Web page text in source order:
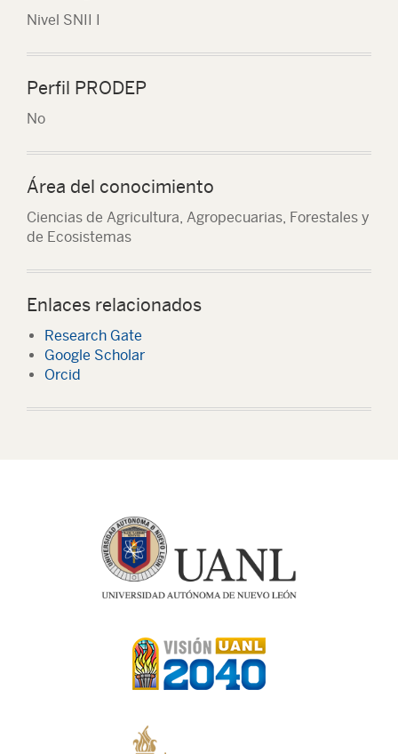
Nivel SNII I
Perfil PRODEP
No
Área del conocimiento
Ciencias de Agricultura, Agropecuarias, Forestales y
de Ecosistemas
Enlaces relacionados
Research Gate
Google Scholar
Orcid